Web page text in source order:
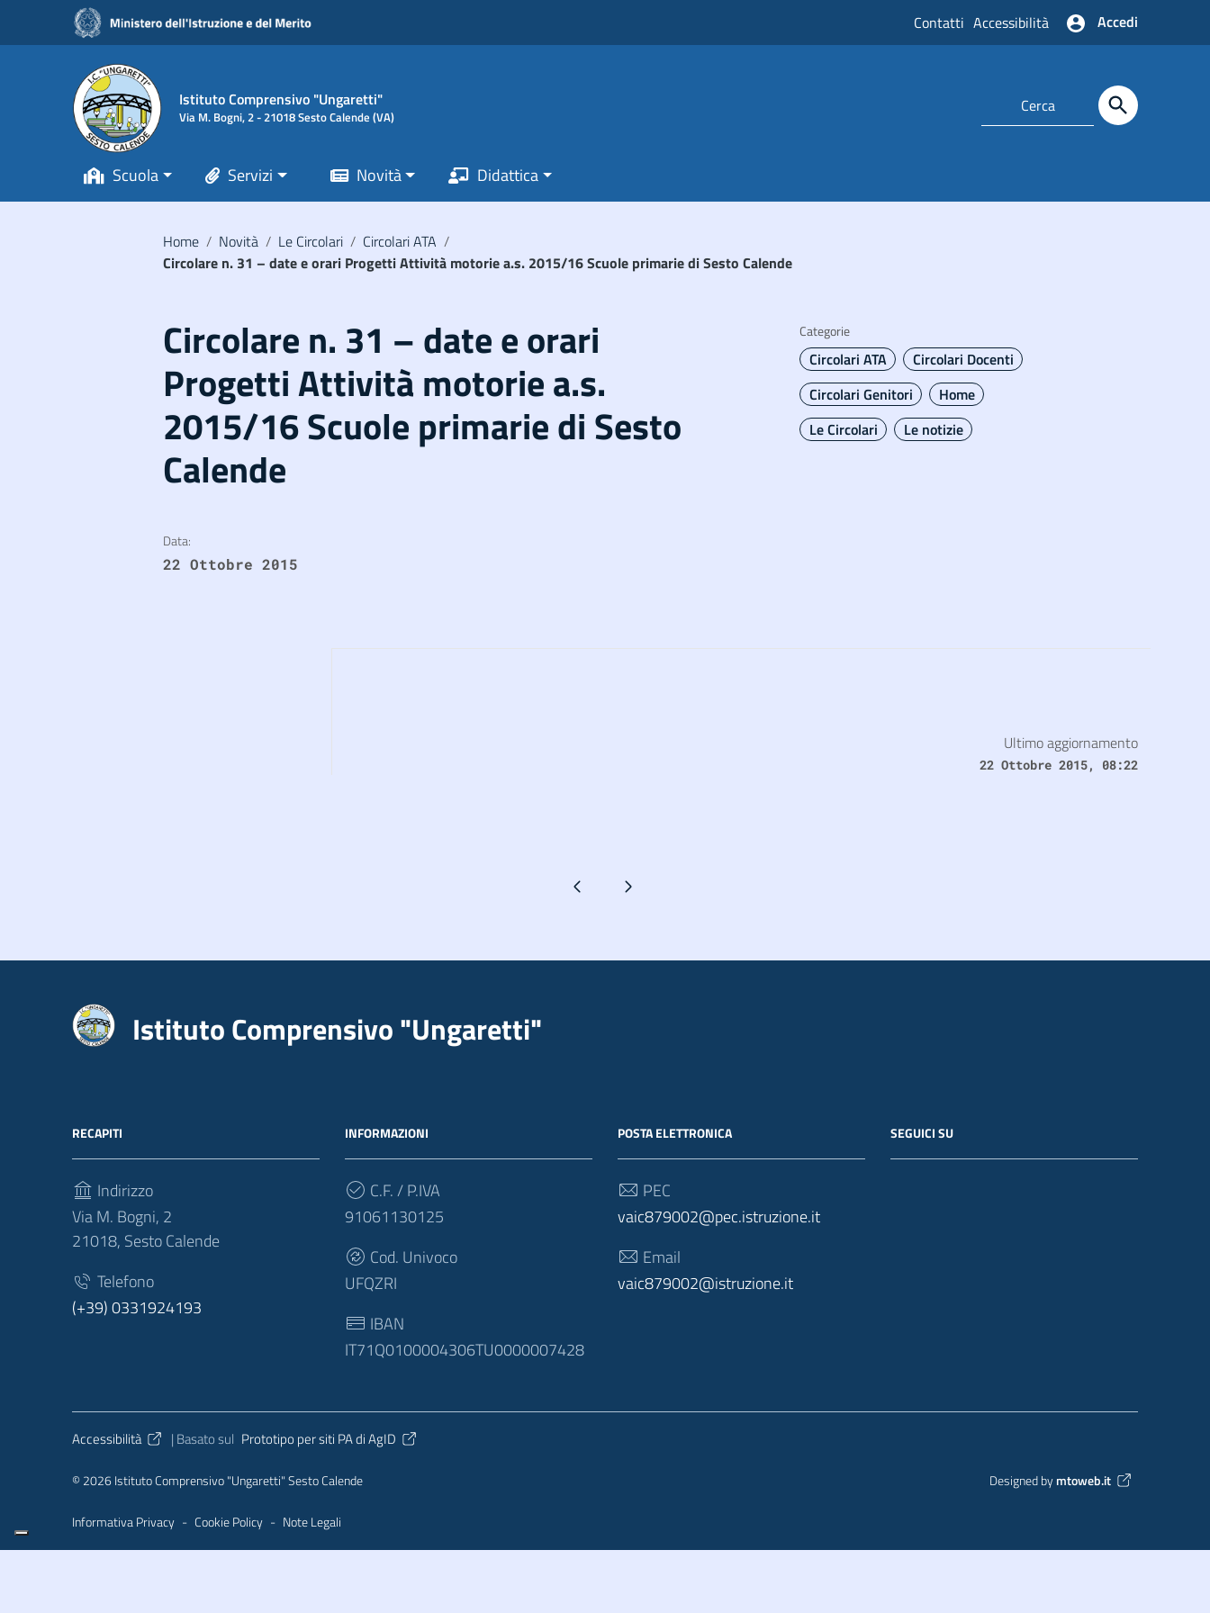
Vai ai contenuti
Vai al menu di navigazione
Vai al footer
Contatti Accessibilità Accedi
Istituto Comprensivo "Ungaretti"
Via M. Bogni, 2 - 21018 Sesto Calende (VA)
Scuola Servizi Novità Didattica
Home / Novità / Le Circolari / Circolari ATA /
Circolare n. 31 – date e orari Progetti Attività motorie a.s. 2015/16 Scuole primarie di Sesto Calende
Circolare n. 31 – date e orari
Progetti Attività motorie a.s.
2015/16 Scuole primarie di Sesto
Calende
Categorie
Circolari ATA
Circolari Docenti
Circolari Genitori
Home
Le Circolari
Le notizie
Data:
22 Ottobre 2015
Ultimo aggiornamento
22 Ottobre 2015, 08:22
Pagina precedentePagina successiva
Istituto Comprensivo "Ungaretti"
RECAPITI
Indirizzo
Via M. Bogni, 2
21018, Sesto Calende
Telefono
(+39) 0331924193
INFORMAZIONI
C.F. / P.IVA
91061130125
Cod. Univoco
UFQZRI
IBAN
IT71Q0100004306TU0000007428
POSTA ELETTRONICA
PEC
vaic879002@pec.istruzione.it
Email
vaic879002@istruzione.it
SEGUICI SU
Sezione Link Utili
Accessibilità | Basato sul Prototipo per siti PA di AgID
© 2026 Istituto Comprensivo "Ungaretti" Sesto Calende
Informativa Privacy - Cookie Policy - Note Legali
Designed by mtoweb.it